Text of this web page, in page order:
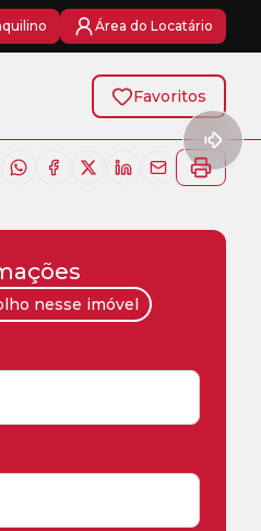
Área do Locatário
Favoritos
nesse imóvel